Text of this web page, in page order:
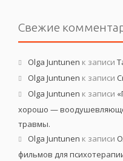
Свежие
Olga Juntunen к записи
Olga Juntunen к записи
Olga Juntunen к записи
хорошо —
травмы.
Olga Juntunen к записи
фильмов для